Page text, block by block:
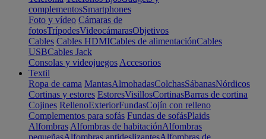
complementosSmartphones
Foto y vídeo Cámaras de
fotosTrípodesVideocámarasObjetivos
Cables Cables HDMICables de alimentaciónCables
USBCables Jack
Consolas y videojuegos Accesorios
Textil
Ropa de cama MantasAlmohadasColchasSábanasNórdicos
Cortinas y estores EstoresVisillosCortinasBarras de cortina
Cojines RellenoExteriorFundasCojín con relleno
Complementos para sofás Fundas de sofásPlaids
Alfombras Alfombras de habitaciónAlfombras
pequeñasAlfombras antideslizantesAlfombras de